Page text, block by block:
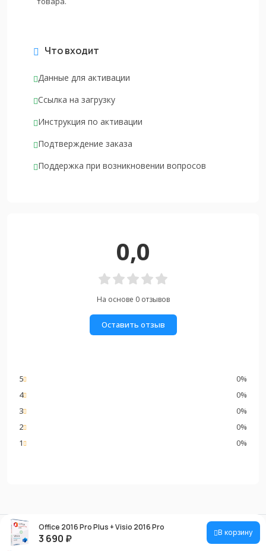
Что входит
Данные для активации
Ссылка на загрузку
Инструкция по активации
Подтверждение заказа
Поддержка при возникновении вопросов
0,0
На основе 0 отзывов
Оставить отзыв
5
0%
4
0%
3
0%
2
0%
1
0%
Office 2016 Pro Plus + Visio 2016 Pro
3 690 ₽ В корзину